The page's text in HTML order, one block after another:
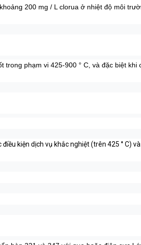
200 mg / L clorua ở nhiệt độ môi
trong phạm vi 425-900 ° C, và đặc biệt khi
kiện dịch vụ khắc nghiệt (trên 425 ° C)